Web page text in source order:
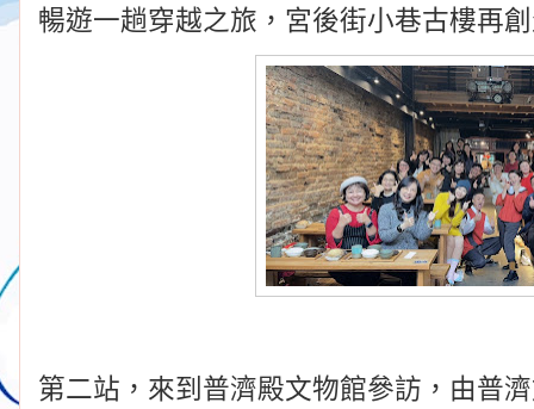
暢遊一趟穿越之旅，宮後街小巷古樓再
第二站，來到普濟殿文物館參訪，由普